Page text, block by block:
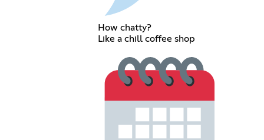
How chatty?
Like a chill coffee shop